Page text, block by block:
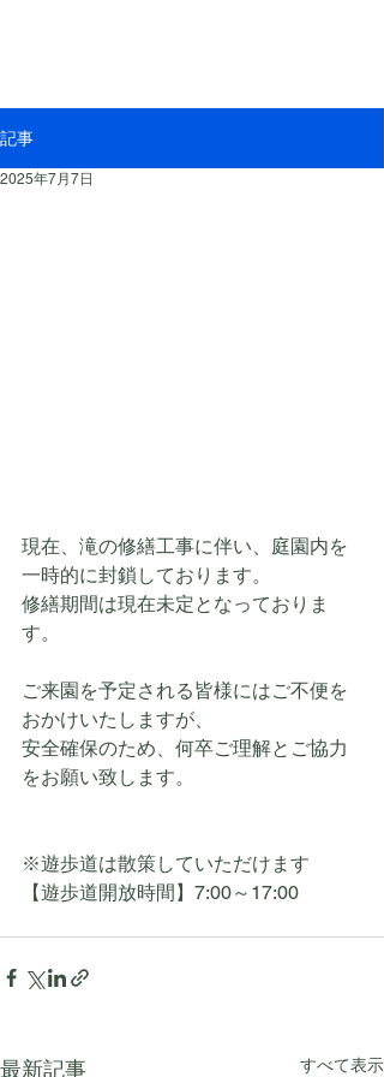
記事
2025年7月7日
現在、滝の修繕工事に伴い、庭園内を
一時的に封鎖しております。
修繕期間は現在未定となっておりま
す。
ご来園を予定される皆様にはご不便を
おかけいたしますが、
安全確保のため、何卒ご理解とご協力
をお願い致します。
※遊歩道は散策していただけます
【遊歩道開放時間】7:00～17:00
最新記事 すべて表示